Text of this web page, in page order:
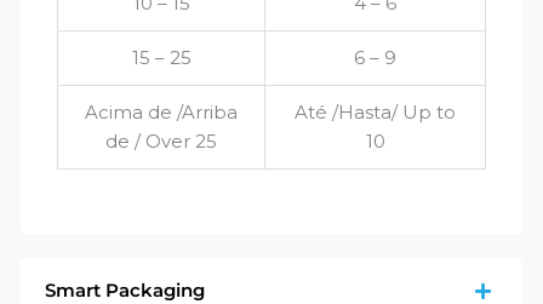
15 – 25 6 – 9
Acima de /Arriba
de / Over 25
Até /Hasta/ Up to
10
Smart Packaging